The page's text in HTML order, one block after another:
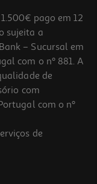
pago em 12
sujeita a
– Sucursal em
com o nº 881. A
de
com
com o nº
de